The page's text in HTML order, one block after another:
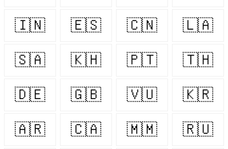
🇮🇳 🇪🇸 🇨🇳 🇱🇦
🇸🇦 🇰🇭 🇵🇹 🇹🇭
🇩🇪 🇬🇧 🇻🇺 🇰🇷
🇦🇷 🇨🇦 🇲🇲 🇷🇺